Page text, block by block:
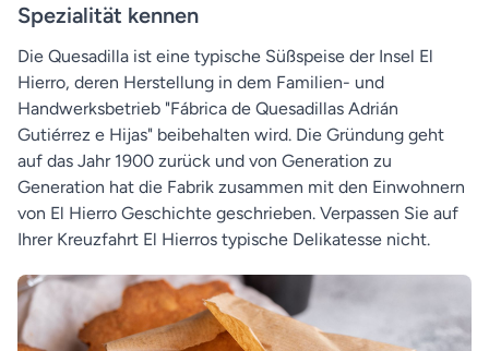
Spezialität kennen
Die Quesadilla ist eine typische Süßspeise der Insel El
Hierro, deren Herstellung in dem Familien- und
Handwerksbetrieb "Fábrica de Quesadillas Adrián
Gutiérrez e Hijas" beibehalten wird. Die Gründung geht
auf das Jahr 1900 zurück und von Generation zu
Generation hat die Fabrik zusammen mit den Einwohnern
von El Hierro Geschichte geschrieben. Verpassen Sie auf
Ihrer Kreuzfahrt El Hierros typische Delikatesse nicht.